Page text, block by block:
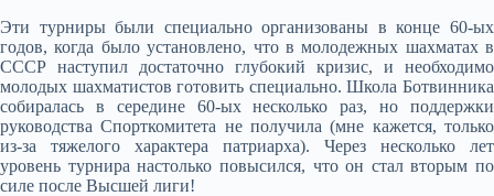
Эти турниры были специально организованы в конце 60-ых
годов, когда было установлено, что в молодежных шахматах в
СССР наступил достаточно глубокий кризис, и необходимо
молодых шахматистов готовить специально. Школа Ботвинника
собиралась в середине 60-ых несколько раз, но поддержки
руководства Спорткомитета не получила (мне кажется, только
из-за тяжелого характера патриарха). Через несколько лет
уровень турнира настолько повысился, что он стал вторым по
силе после Высшей лиги!